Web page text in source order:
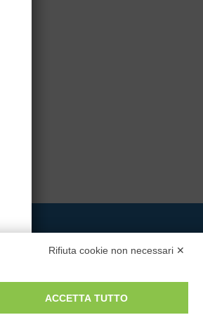
Privacy Policy
Modifica preferenze cookie
Rifiuta cookie non necessari ✕
ACCETTA TUTTO